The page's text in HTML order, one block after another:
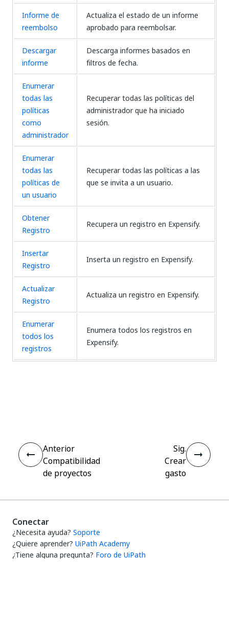
Informe de
reembolso
Actualiza el estado de un informe
aprobado para reembolsar.
Descargar
informe
Descarga informes basados en
filtros de fecha.
Enumerar
todas las
políticas
como
administrador
Recuperar todas las políticas del
administrador que ha iniciado
sesión.
Enumerar
todas las
políticas de
un usuario
Recuperar todas las políticas a las
que se invita a un usuario.
Obtener
Registro
Recupera un registro en Expensify.
Insertar
Registro
Inserta un registro en Expensify.
Actualizar
Registro
Actualiza un registro en Expensify.
Enumerar
todos los
registros
Enumera todos los registros en
Expensify.
Anterior
Compatibilidad
de proyectos
Sig.
Crear
gasto
Conectar
¿Necesita ayuda? Soporte
¿Quiere aprender? UiPath Academy
¿Tiene alguna pregunta? Foro de UiPath